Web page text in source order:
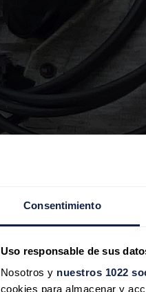
Consentimiento
Uso responsable de sus
Nosotros y nuestros 1022
cookies para almacenar y